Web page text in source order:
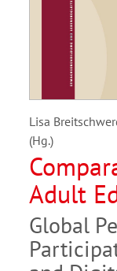
Lisa
(Hg.)
Adult
Global